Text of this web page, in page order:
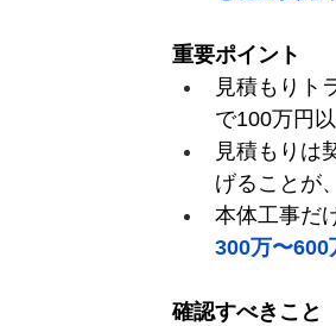
重要ポイント
見積もりト
で100万円
見積もりは
げることが
本体工事だ
300万〜600
確認すべきこと